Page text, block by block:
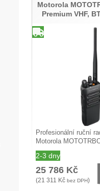
Motorola
Premium VHF,
Profesionální ruční
Motorola
2-3 dny
25 786 Kč
(21 311 Kč bez DPH)